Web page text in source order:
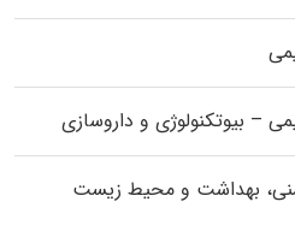
– بیوتکنولوژی و داروسازی
بهداشت و محیط زیست